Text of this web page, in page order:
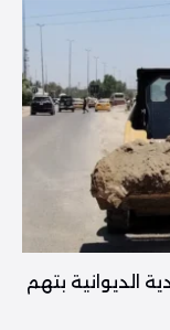
الديوانية بتهم